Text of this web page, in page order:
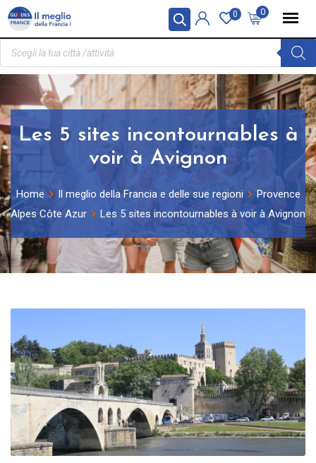
Pannello di gestione dei cookies 0
0
Les 5 sites incontournables à
voir à Avignon
Home Il meglio della Francia e delle sue regioni
Provence
Alpes Côte Azur
Les 5 sites incontournables à voir à Avignon